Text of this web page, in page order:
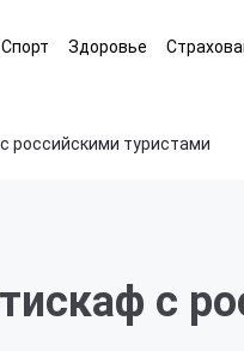
Спорт Здоровье
российскими туристами
с